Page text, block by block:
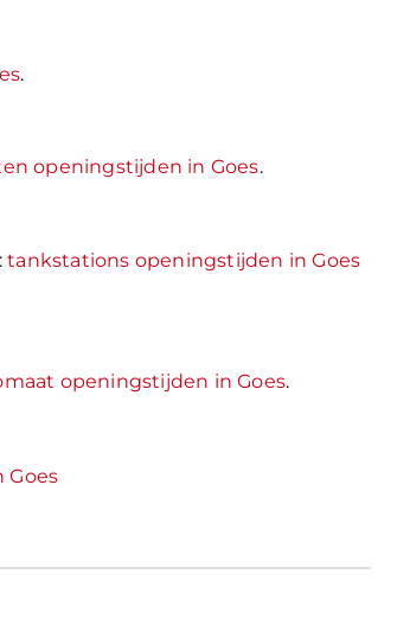
.
openingstijden in Goes.
tankstations openingstijden in Goes
openingstijden in Goes.